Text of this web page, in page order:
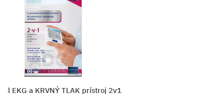
EKG a KRVNÝ TLAK prístroj 2v1